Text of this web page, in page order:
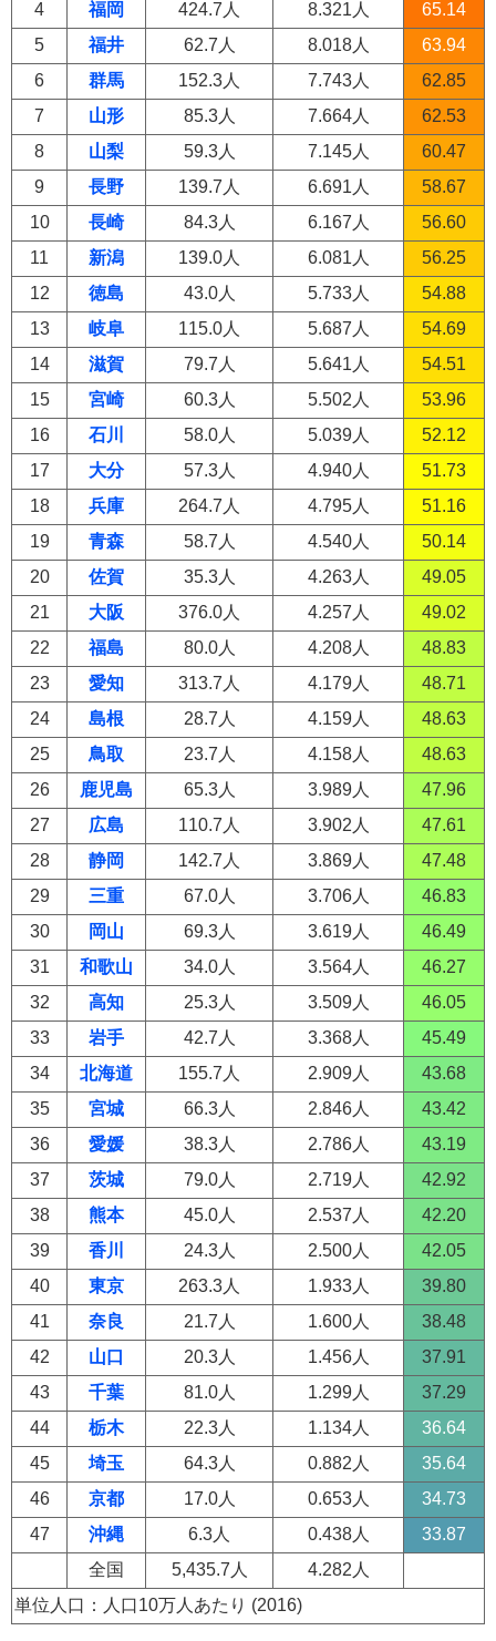
4 福岡 424.7人 8.321人
65.14
5
福井 62.7人 8.018人
63.94
6
群馬 152.3人 7.743人
62.85
7
山形 85.3人 7.664人
62.53
8
山梨 59.3人 7.145人
60.47
9
長野 139.7人 6.691人
58.67
10
長崎 84.3人 6.167人
56.60
11
新潟 139.0人 6.081人
56.25
12
徳島 43.0人 5.733人
54.88
13
岐阜 115.0人 5.687人
54.69
14
滋賀 79.7人 5.641人
54.51
15
宮崎 60.3人 5.502人
53.96
16
石川 58.0人 5.039人
52.12
17
大分 57.3人 4.940人
51.73
18
兵庫 264.7人 4.795人
51.16
19
青森 58.7人 4.540人
50.14
20
佐賀 35.3人 4.263人
49.05
21
大阪 376.0人 4.257人
49.02
22
福島 80.0人 4.208人
48.83
23
愛知 313.7人 4.179人
48.71
24
島根 28.7人 4.159人
48.63
25
鳥取 23.7人 4.158人
48.63
26
鹿児島 65.3人 3.989人
47.96
27
広島 110.7人 3.902人
47.61
28
静岡 142.7人 3.869人
47.48
29
三重 67.0人 3.706人
46.83
30
岡山 69.3人 3.619人
46.49
31
和歌山 34.0人 3.564人
46.27
32
高知 25.3人 3.509人
46.05
33
岩手 42.7人 3.368人
45.49
34
北海道 155.7人 2.909人
43.68
35
宮城 66.3人 2.846人
43.42
36
愛媛 38.3人 2.786人
43.19
37
茨城 79.0人 2.719人
42.92
38
熊本 45.0人 2.537人
42.20
39
香川 24.3人 2.500人
42.05
40
東京 263.3人 1.933人
39.80
41
奈良 21.7人 1.600人
38.48
42
山口 20.3人 1.456人
37.91
43
千葉 81.0人 1.299人
37.29
44
栃木 22.3人 1.134人
36.64
45
埼玉 64.3人 0.882人
35.64
46
京都 17.0人 0.653人
34.73
47
沖縄 6.3人 0.438人
33.87
全国
5,435.7人
4.282人
単位人口：人口10万人あたり (2016)